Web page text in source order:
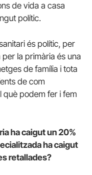
de vida a casa
polític.
és polític, per
la primària és una
de família i tota
de com
què podem fer i fem
ha caigut un 20%
ha caigut
retallades?